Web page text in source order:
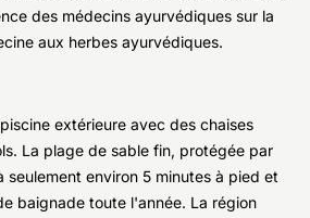
des médecins ayurvédiques sur la
aux herbes ayurvédiques.
extérieure avec des chaises
La plage de sable fin, protégée par
seulement environ 5 minutes à pied et
baignade toute l'année. La région